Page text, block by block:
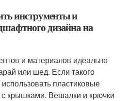
инструменты и
дизайна на
и материалов идеально
или шед. Если такого
пластиковые
крышками. Вешалки и крючки